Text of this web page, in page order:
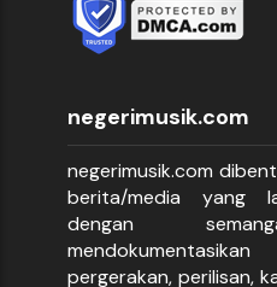
negerimusik.com
negerimusik.com
berita/media yang
dengan
pergerakan, perilisan,